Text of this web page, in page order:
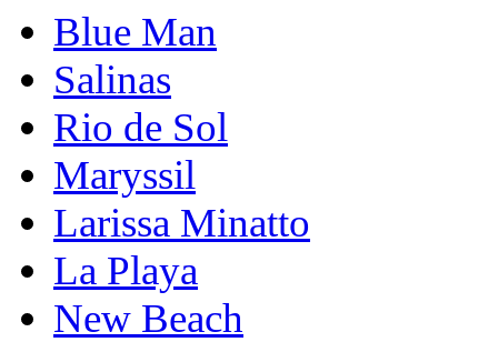
Blue Man
Salinas
Rio de Sol
Maryssil
Larissa Minatto
La Playa
New Beach